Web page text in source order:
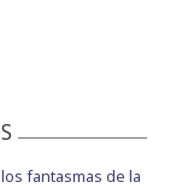
fantasmas de la